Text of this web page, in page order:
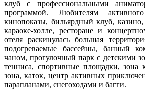
клуб с профессиональными
программой. Любителям
кинопоказы, бильярдный клуб,
караоке-холле, ресторане и
отеля раскинулась большая
подогреваемые бассейны, банный
чаном, прогулочный парк с детскими
тенниса, спортивные площадки, зона
зона, каток, центр активных
парапланами, снегоходами и багги.